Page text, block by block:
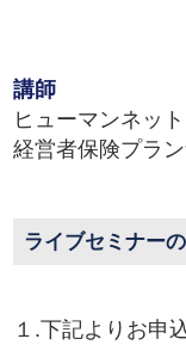
講師
ヒューマンネッ
経営者保険プラ
ライブセミナー
１.下記よりお申